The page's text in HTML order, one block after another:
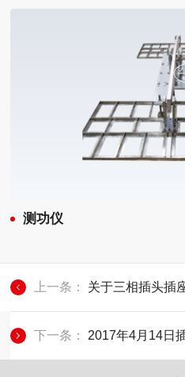
测功仪
上一条： 关于三相插头插
下一条： 2017年4月14日